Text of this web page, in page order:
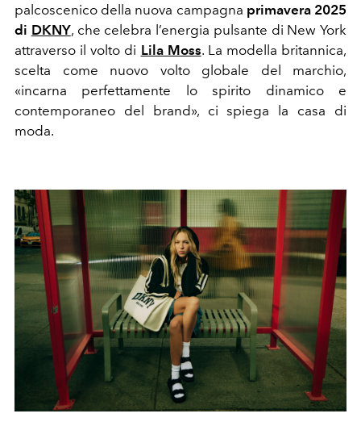
palcoscenico della nuova campagna primavera 2025
di DKNY, che celebra l’energia pulsante di New York
attraverso il volto di Lila Moss. La modella britannica,
scelta come nuovo volto globale del marchio,
«incarna perfettamente lo spirito dinamico e
contemporaneo del brand», ci spiega la casa di
moda.